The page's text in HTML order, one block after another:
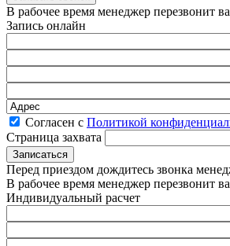
В рабочее время менеджер перезвонит
Запись онлайн
Согласен с Политикой
Страница захвата
Перед приездом дождитесь звонка
В рабочее время менеджер перезвонит
Индивидуальный расчет